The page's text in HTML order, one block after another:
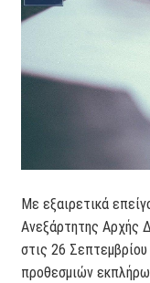
Με εξαιρετικά
Ανεξάρτητης Αρχής
στις 26
προθεσμιών